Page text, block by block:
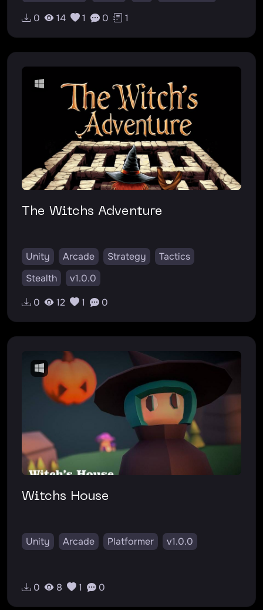
#симулятор
#комедия
#городскоефэнтези
#монстры
#управлениересурсами
#менеджмент
#одиночнаяигра
0 14 1 0 1
The Witchs Adventure
Unity Arcade Strategy
Tactics
Stealth
v1.0.0
0
12 1 0
Witchs House
Unity Arcade Platformer v1.0.0
0 8 1 0